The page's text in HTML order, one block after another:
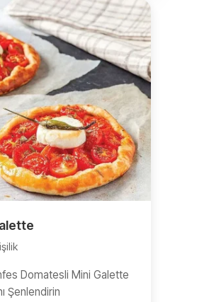
Domatesli Mini Galette
Şenlendirin